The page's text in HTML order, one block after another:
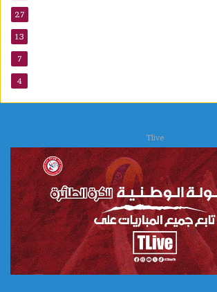
27
13
7
4
Tlive